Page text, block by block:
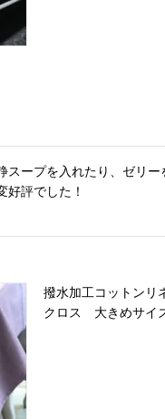
スープを入れたり、ゼリー
好評でした！
撥水加工コットンリ
クロス 大きめサイ